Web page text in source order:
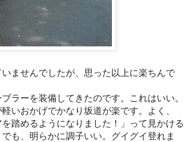
ませんでしたが、思った以上に楽ちんで
ラーを装備してきたのです。これはいい。
いおかげでかなり坂道が楽です。よく、
踏めるようになりました！」って見かける
も、明らかに調子いい。グイグイ登れま